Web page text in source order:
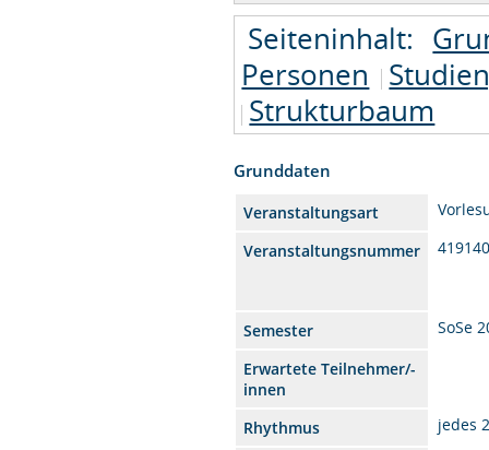
Seiteninhalt:
Personen
Strukturbaum
Grunddaten
Veranstaltungsart
Veranstaltungsnummer
Semester
SoSe
Erwartete Teilnehmer/-
innen
Rhythmus
jedes